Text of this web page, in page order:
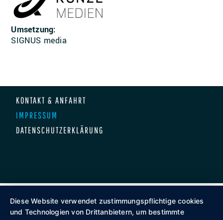
Umsetzung:
SIGNUS media
KONTAKT & ANFAHRT
IMPRESSUM
DATENSCHUTZERKLÄRUNG
Diese Website verwendet zustimmungspflichtige cookies
und Technologien von Drittanbietern, um bestimmte